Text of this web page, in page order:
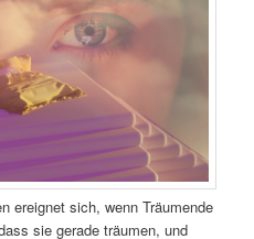
ereignet sich, wenn Träumende
sie gerade träumen, und